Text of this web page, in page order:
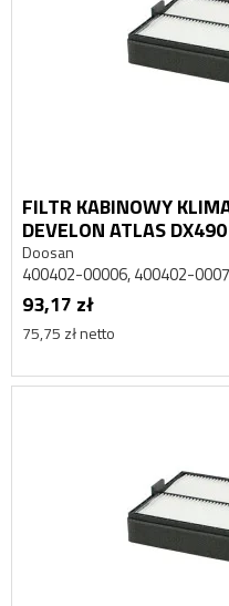
FILTR KABINOWY
DEVELON ATLAS DX490
Doosan
400402-00006, 400402-
93,17 zł
75,75 zł netto